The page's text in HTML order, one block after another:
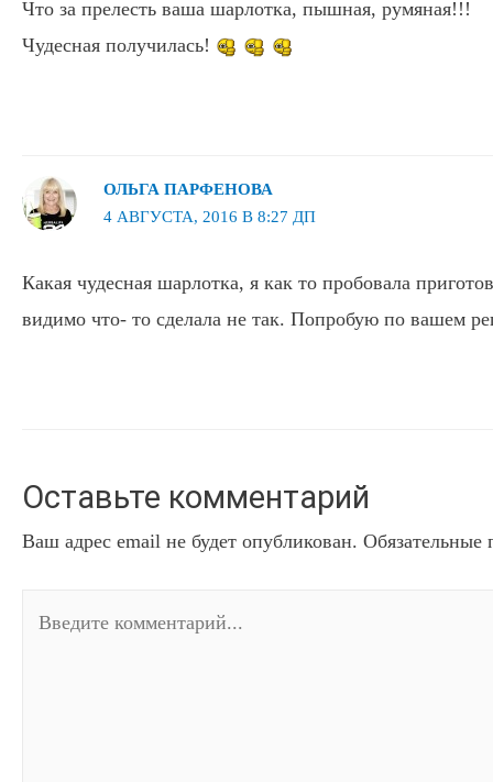
Что за прелесть ваша шарлотка, пышная, румяная!!!
Чудесная получилась!
ОЛЬГА ПАРФЕНОВА
4 АВГУСТА, 2016 В 8:27 ДП
Какая чудесная шарлотка, я как то пробовала
видимо что- то сделала не так. Попробую по вашем
Оставьте комментарий
Ваш адрес email не будет опубликован.